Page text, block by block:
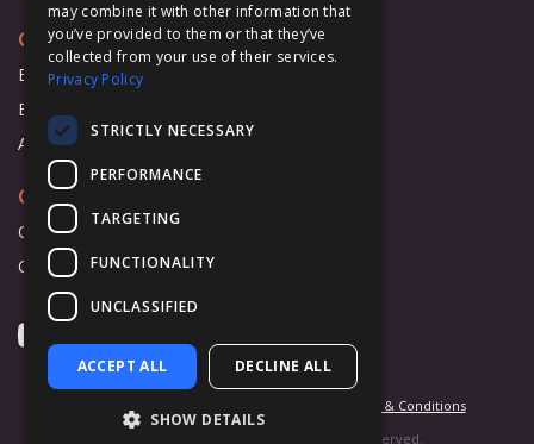
Cooperation
Business
Education
Affiliate Program
Company
Overview
Contact Us
Terms & Conditions
© 2026 BeLight Software Ltd. All Rights Reserved.
may combine it with other information that
you’ve provided to them or that they’ve
collected from your use of their services.
Privacy Policy
STRICTLY NECESSARY
PERFORMANCE
TARGETING
FUNCTIONALITY
UNCLASSIFIED
ACCEPT ALL DECLINE ALL
SHOW DETAILS